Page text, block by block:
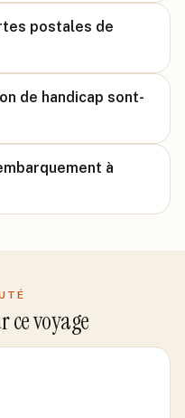
postales de
de handicap sont-
à
ce voyage